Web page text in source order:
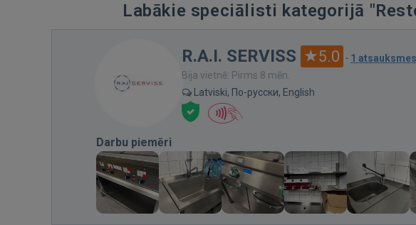
Labākie speciālisti kategorijā
R.A.I. SERVISS 5.0 · 1 atsauksmes
Bija vietnē: Pirms 8 mēn.
Latviski, По-русски, English
Darbu piemēri